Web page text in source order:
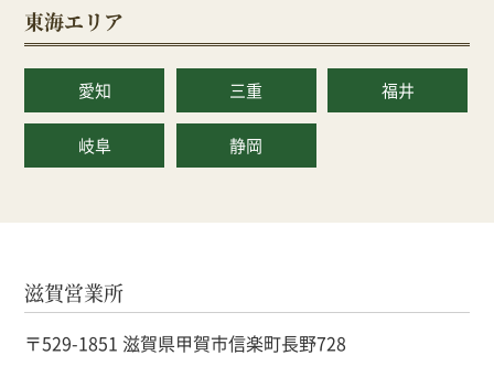
東海エリア
愛知 三重 福井
岐阜 静岡
滋賀営業所
〒529-1851 滋賀県甲賀市信楽町長野728